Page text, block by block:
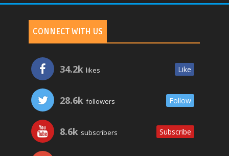
CONNECT WITH US
34.2k likes Like
28.6k followers Follow
8.6k subscribers Subscribe